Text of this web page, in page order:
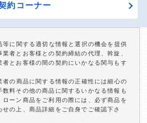
約コーナー
に関する適切な情報と選択の機会を提供
者とお客様との契約締結の代理、斡旋、
とお客様の間の契約にいかなる関与もす
の商品に関する情報の正確性には細心の
料その他の商品に関するいかなる情報も
ーン商品をご利用の際には、必ず商品を
の上、商品詳細をご自身でご確認下さ